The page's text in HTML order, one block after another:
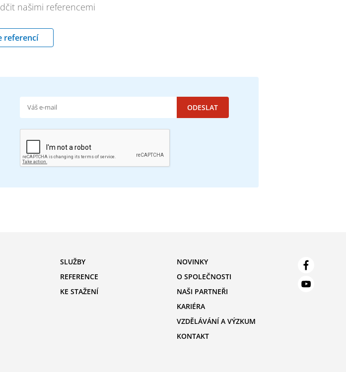
našimi referencemi
referencí
SLUŽBY
REFERENCE
KE STAŽENÍ
NOVINKY
O SPOLEČNOSTI
NAŠI PARTNEŘI
KARIÉRA
VZDĚLÁVÁNÍ A VÝZKUM
KONTAKT